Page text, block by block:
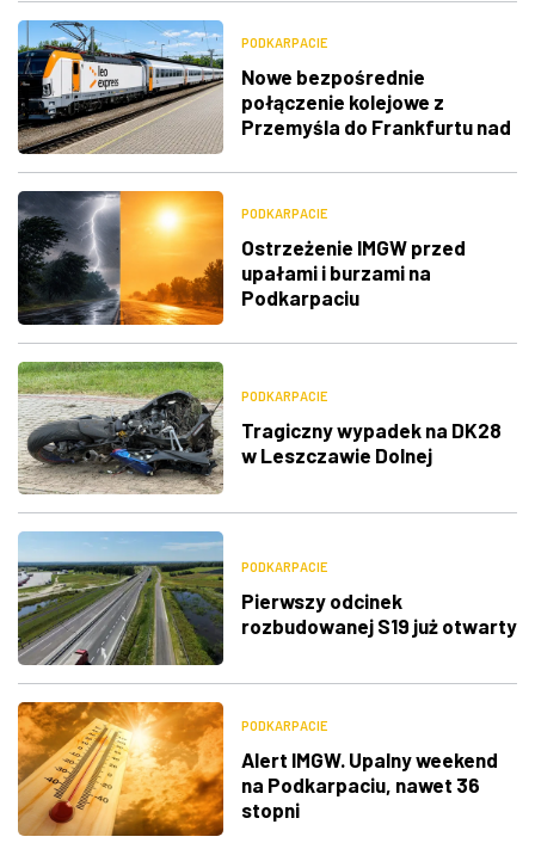
PODKARPACIE
Nowe bezpośrednie
połączenie kolejowe z
Przemyśla do Frankfurtu nad
PODKARPACIE
Ostrzeżenie IMGW przed
upałami i burzami na
Podkarpaciu
PODKARPACIE
Tragiczny wypadek na DK28
w Leszczawie Dolnej
PODKARPACIE
Pierwszy odcinek
rozbudowanej S19 już otwarty
PODKARPACIE
Alert IMGW. Upalny weekend
na Podkarpaciu, nawet 36
stopni